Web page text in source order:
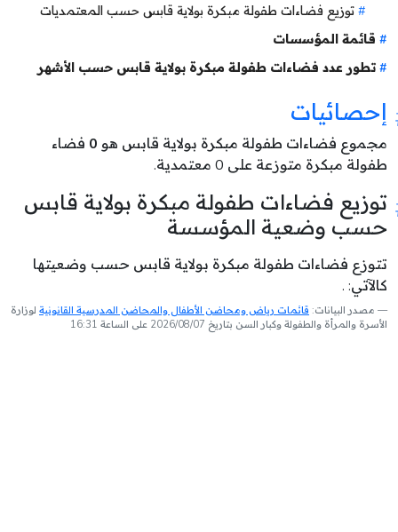
توزيع فضاءات طفولة مبكرة بولاية قابس حسب المعتمديات
قائمة المؤسسات
تطور عدد فضاءات طفولة مبكرة بولاية قابس حسب الأشهر
إحصائيات
مجموع فضاءات طفولة مبكرة بولاية قابس هو 0 فضاء
طفولة مبكرة متوزعة على 0 معتمدية.
توزيع فضاءات طفولة مبكرة بولاية قابس
حسب وضعية المؤسسة
تتوزع فضاءات طفولة مبكرة بولاية قابس حسب وضعيتها
كالآتي: .
مصدر البيانات: قائمات رياض ومحاضن الأطفال والمحاضن المدرسية القانونية لوزارة
الأسرة والمرأة والطفولة وكبار السن بتاريخ 2026/08/07 على الساعة 16:31